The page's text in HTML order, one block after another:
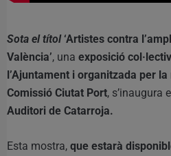
Sota el títol ‘Artistes contra
València’, una exposició
l’Ajuntament i organitzada per
Comissió Ciutat Port, s’inaugura
Auditori de Catarroja.
Esta mostra, que estarà